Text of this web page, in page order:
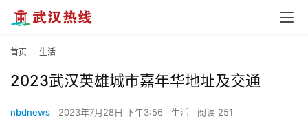
首页 生活
2023武汉英雄城市嘉年华地址及交通
nbdnews 2023年7月28日 下午3:56 生活 阅读 251